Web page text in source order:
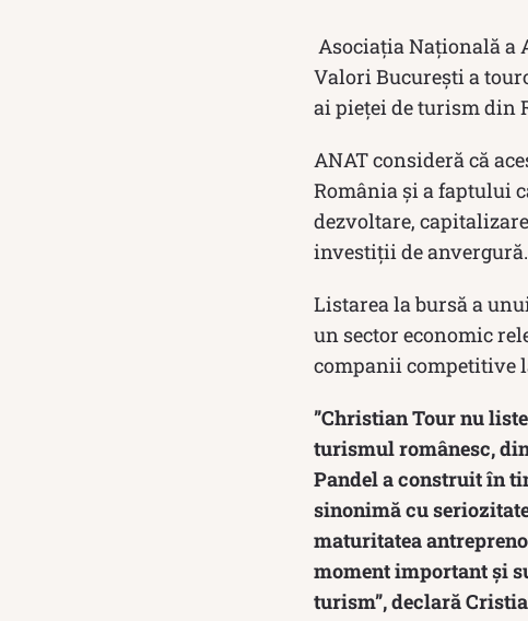
Asociația Națională a
Valori București a
ai pieței de turism din
ANAT consideră că
România și a faptului
dezvoltare,
investiții de anvergură.
Listarea la bursă a
un sector economic
companii competitive
”Christian Tour nu
turismul românesc,
Pandel a construit în
sinonimă cu
maturitatea
moment important și
turism”, declară